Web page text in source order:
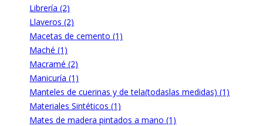
Librería (2)
Llaveros (2)
Macetas de cemento (1)
Maché (1)
Macramé (2)
Manicuría (1)
Manteles de cuerinas y de tela(todaslas medidas) (1)
Materiales Sintéticos (1)
Mates de madera pintados a mano (1)